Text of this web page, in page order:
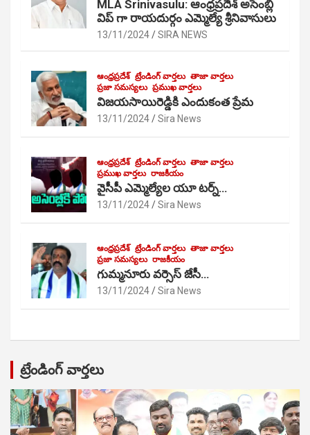
MLA Srinivasulu: ఆంధ్రప్రదేశ్ అసెంబ్లీ
విప్ గా రాయదుర్గం ఎమ్మెల్యే శ్రీనివాసులు
13/11/2024 SIRA NEWS
ఆంధ్రప్రదేశ్ ట్రేండింగ్ వార్తలు తాజా వార్తలు
ప్రజా సమస్యలు ప్రముఖ వార్తలు
విజయసాయిరెడ్డికి ఎందుకంత ప్రేమ
13/11/2024 Sira News
ఆంధ్రప్రదేశ్ ట్రేండింగ్ వార్తలు తాజా వార్తలు
ప్రముఖ వార్తలు రాజకీయం
వైసీపీ ఎమ్మెల్యేల యూ టర్న్…
13/11/2024 Sira News
ఆంధ్రప్రదేశ్ ట్రేండింగ్ వార్తలు తాజా వార్తలు
ప్రజా సమస్యలు రాజకీయం
గుమ్మనూరు వర్సెస్ జేసీ…
13/11/2024 Sira News
ట్రేండింగ్ వార్తలు